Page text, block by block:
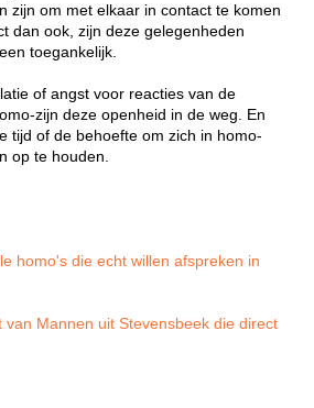
zijn om met elkaar in contact te komen
dan ook, zijn deze gelegenheden
toegankelijk.
of angst voor reacties van de
zijn deze openheid in de weg. En
tijd of de behoefte om zich in homo-
op te houden.
homo's die echt willen afspreken in
van Mannen uit Stevensbeek die direct